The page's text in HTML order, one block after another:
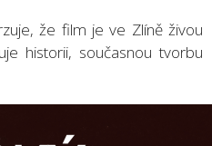
že film je ve Zlíně živou
historii, současnou tvorbu